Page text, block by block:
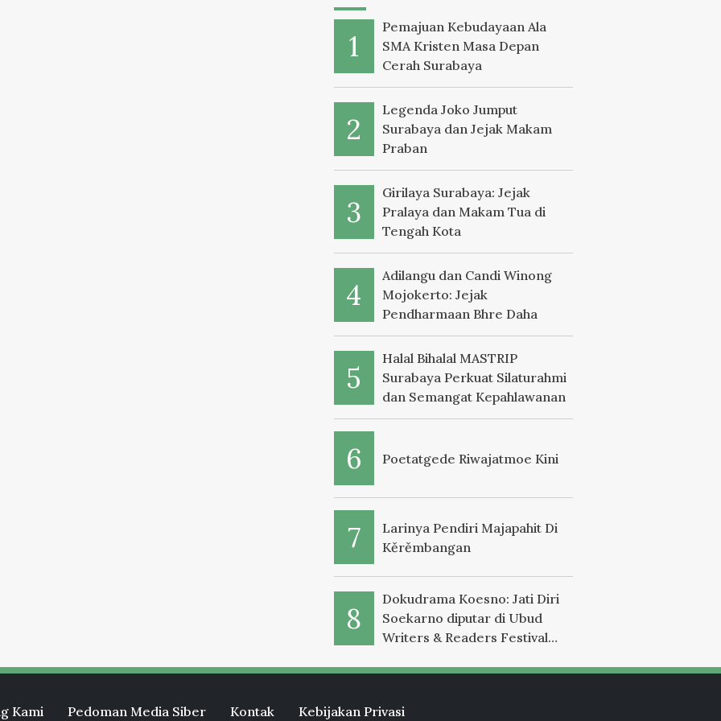
Pemajuan Kebudayaan Ala
SMA Kristen Masa Depan
Cerah Surabaya
Legenda Joko Jumput
Surabaya dan Jejak Makam
Praban
Girilaya Surabaya: Jejak
Pralaya dan Makam Tua di
Tengah Kota
Adilangu dan Candi Winong
Mojokerto: Jejak
Pendharmaan Bhre Daha
Halal Bihalal MASTRIP
Surabaya Perkuat Silaturahmi
dan Semangat Kepahlawanan
Poetatgede Riwajatmoe Kini
Larinya Pendiri Majapahit Di
Kěrěmbangan
Dokudrama Koesno: Jati Diri
Soekarno diputar di Ubud
Writers & Readers Festival
Kami Pedoman Media Siber Kontak Kebijakan Privasi